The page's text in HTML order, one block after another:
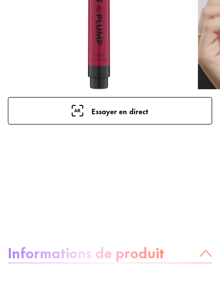
Essayer en direct
Informations de produit